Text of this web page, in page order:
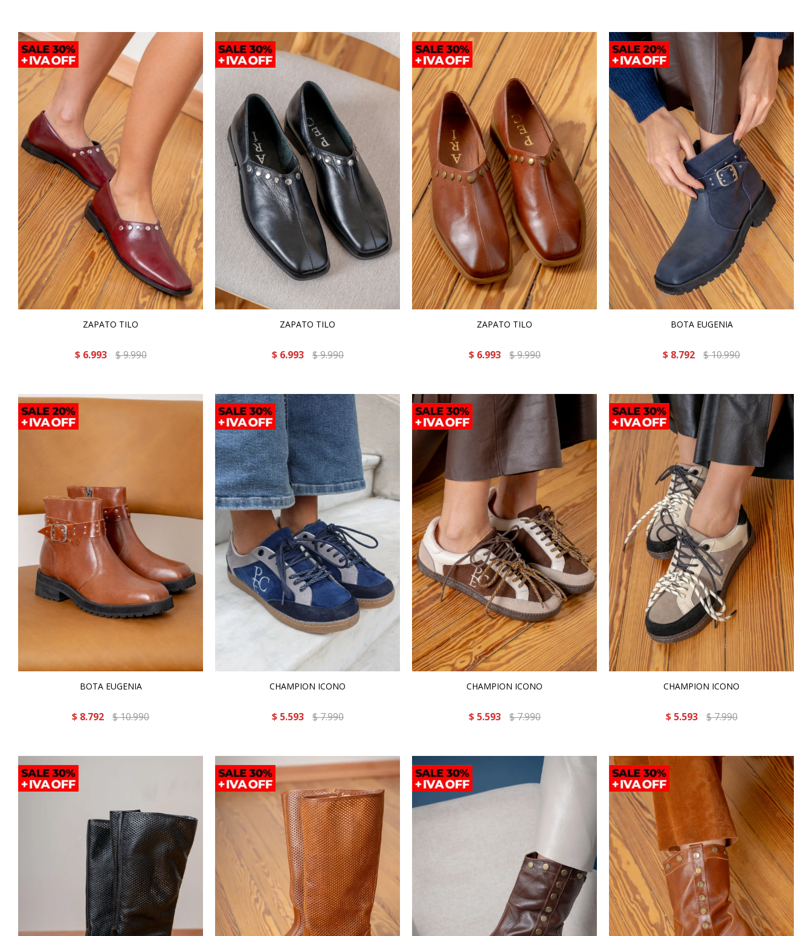
ZAPATO TILO
$ 6.993 $9.990
ZAPATO TILO
$ 6.993 $9.990
ZAPATO TILO
$ 6.993 $9.990
BOTA EUGENIA
$ 8.792 $10.990
BOTA EUGENIA
$ 8.792 $10.990
CHAMPION ICONO
$ 5.593 $7.990
CHAMPION ICONO
$ 5.593 $7.990
CHAMPION ICONO
$ 5.593 $7.990